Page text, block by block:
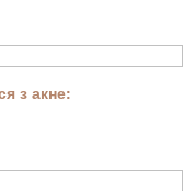
з акне: